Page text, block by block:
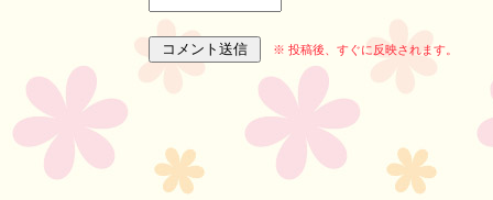
※ 投稿後、すぐに反映されます。